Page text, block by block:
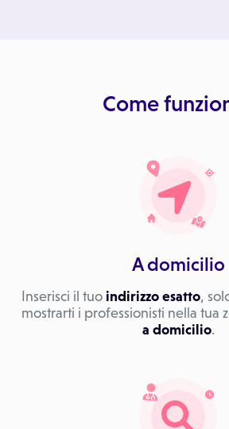
Come
A domicilio
Inserisci il tuo indirizzo esatto,
mostrarti i professionisti nella tua
a domicilio.